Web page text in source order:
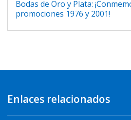
Bodas de Oro y Plata:
promociones 1976 y 2001!
Enlaces relacionados